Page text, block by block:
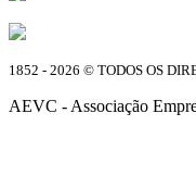
1852 - 2026 © TODOS OS
AEVC - Associação